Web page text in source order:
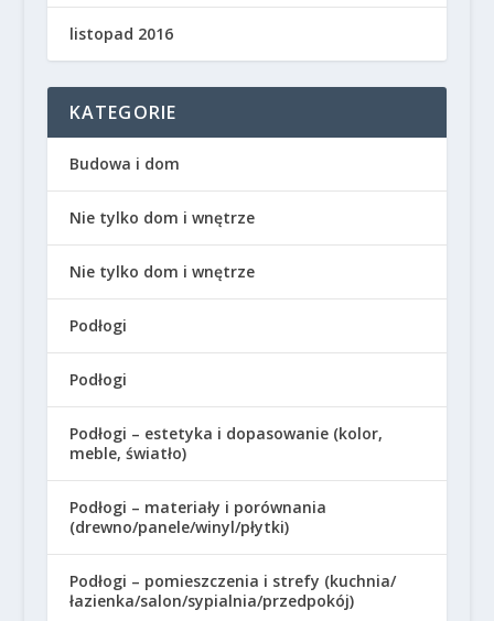
listopad 2016
KATEGORIE
Budowa i dom
Nie tylko dom i wnętrze
Nie tylko dom i wnętrze
Podłogi
Podłogi
Podłogi – estetyka i dopasowanie (kolor,
meble, światło)
Podłogi – materiały i porównania
(drewno/panele/winyl/płytki)
Podłogi – pomieszczenia i strefy (kuchnia/
łazienka/salon/sypialnia/przedpokój)